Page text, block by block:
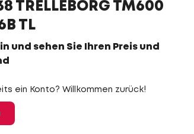
TRELLEBORG TM600
TL
und sehen Sie Ihren Preis und
ein Konto? Willkommen zurück!